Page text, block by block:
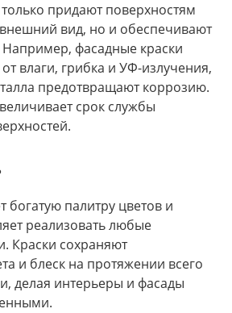
только придают поверхностям
вид, но и обеспечивают
фасадные краски
влаги, грибка и УФ-излучения,
предотвращают коррозию.
срок службы
богатую палитру цветов и
реализовать любые
Краски сохраняют
и блеск на протяжении всего
делая интерьеры и фасады